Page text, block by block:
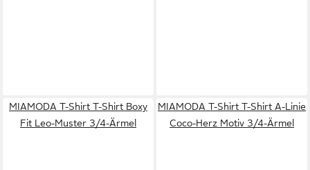
MIAMODA T-Shirt T-Shirt Boxy
Fit Leo-Muster 3/4-Ärmel
MIAMODA T-Shirt T-Shirt A-Linie
Coco-Herz Motiv 3/4-Ärmel